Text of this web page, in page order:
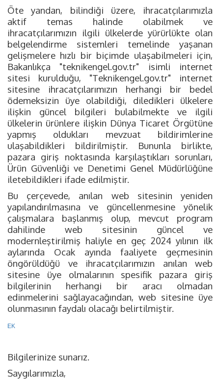
Öte yandan, bilindiği üzere, ihracatçılarımızla
aktif temas halinde olabilmek ve
ihracatçılarımızın ilgili ülkelerde yürürlükte olan
belgelendirme sistemleri temelinde yaşanan
gelişmelere hızlı bir biçimde ulaşabilmeleri için,
Bakanlıkça "teknikengel.gov.tr" isimli internet
sitesi kurulduğu, "Teknikengel.gov.tr" internet
sitesine ihracatçılarımızın herhangi bir bedel
ödemeksizin üye olabildiği, diledikleri ülkelere
ilişkin güncel bilgileri bulabilmekte ve ilgili
ülkelerin ürünlere ilişkin Dünya Ticaret Örgütüne
yapmış oldukları mevzuat bildirimlerine
ulaşabildikleri bildirilmiştir. Bununla birlikte,
pazara giriş noktasında karşılaştıkları sorunları,
Ürün Güvenliği ve Denetimi Genel Müdürlüğüne
iletebildikleri ifade edilmiştir.
Bu çerçevede, anılan web sitesinin yeniden
yapılandırılmasına ve güncellenmesine yönelik
çalışmalara başlanmış olup, mevcut program
dahilinde web sitesinin güncel ve
modernleştirilmiş haliyle en geç 2024 yılının ilk
aylarında Ocak ayında faaliyete geçmesinin
öngörüldüğü ve ihracatçılarımızın anılan web
sitesine üye olmalarının spesifik pazara giriş
bilgilerinin herhangi bir aracı olmadan
edinmelerini sağlayacağından, web sitesine üye
olunmasının faydalı olacağı belirtilmiştir.
EK
Bilgilerinize sunarız.
Saygılarımızla,